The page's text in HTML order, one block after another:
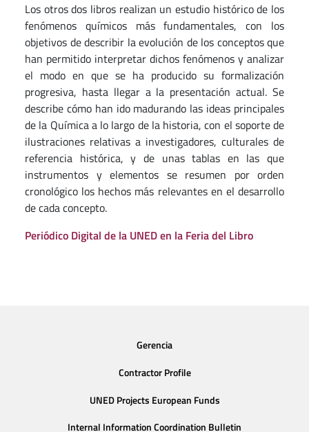
Los otros dos libros realizan un estudio histórico de los
fenómenos químicos más fundamentales, con los
objetivos de describir la evolución de los conceptos que
han permitido interpretar dichos fenómenos y analizar
el modo en que se ha producido su formalización
progresiva, hasta llegar a la presentación actual. Se
describe cómo han ido madurando las ideas principales
de la Química a lo largo de la historia, con el soporte de
ilustraciones relativas a investigadores, culturales de
referencia histórica, y de unas tablas en las que
instrumentos y elementos se resumen por orden
cronológico los hechos más relevantes en el desarrollo
de cada concepto.
Periódico Digital de la UNED en la Feria del Libro
Gerencia
Contractor Profile
UNED Projects European Funds
Internal Information Coordination Bulletin